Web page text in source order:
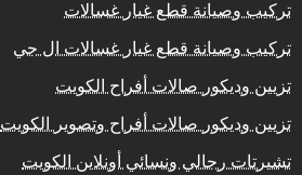
تركيب وصيانة قطع غيار غسالات
تركيب وصيانة قطع غيار غسالات ال جي
تزيين وديكور صالات أفراح الكويت
تزيين وديكور صالات أفراح وتصوير الكويت
تشيرتات رجالي ونسائي أونلاين الكويت